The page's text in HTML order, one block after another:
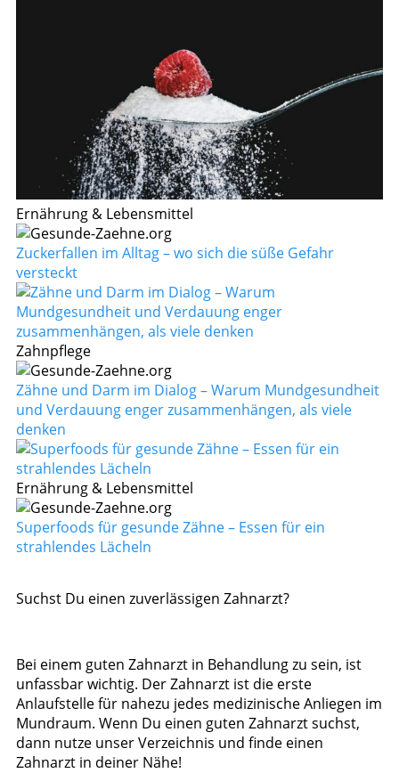
Ernährung & Lebensmittel
Zuckerfallen im Alltag – wo sich die süße Gefahr
versteckt
Zahnpflege
Zähne und Darm im Dialog – Warum Mundgesundheit
und Verdauung enger zusammenhängen, als viele
denken
Ernährung & Lebensmittel
Superfoods für gesunde Zähne – Essen für ein
strahlendes Lächeln
Suchst Du einen zuverlässigen Zahnarzt?
Bei einem guten Zahnarzt in Behandlung zu sein, ist
unfassbar wichtig. Der Zahnarzt ist die erste
Anlaufstelle für nahezu jedes medizinische Anliegen im
Mundraum. Wenn Du einen guten Zahnarzt suchst,
dann nutze unser Verzeichnis und finde einen
Zahnarzt in deiner Nähe!